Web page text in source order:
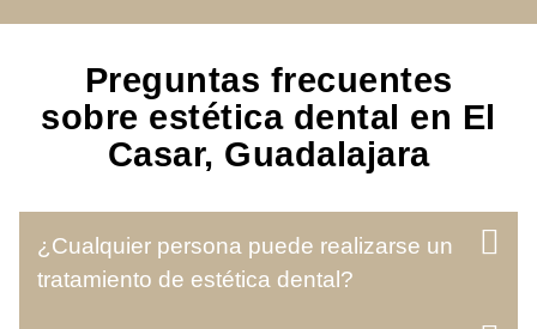
Preguntas frecuentes
sobre estética dental en El
Casar, Guadalajara
¿Cualquier persona puede realizarse un
tratamiento de estética dental?